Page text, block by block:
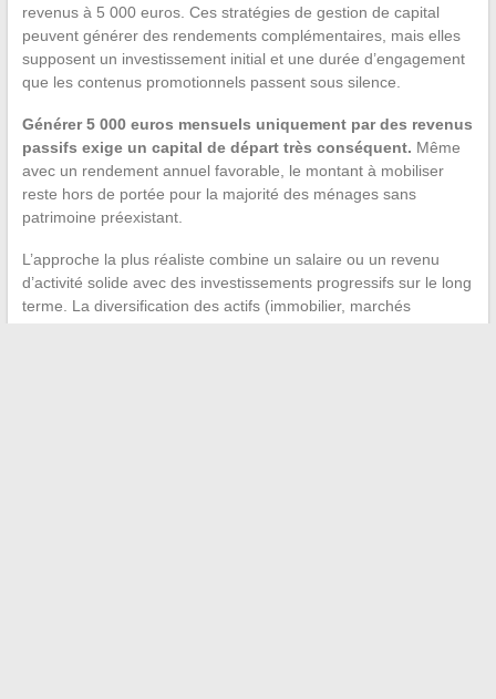
revenus à 5 000 euros. Ces stratégies de gestion de capital
peuvent générer des rendements complémentaires, mais elles
supposent un investissement initial et une durée d’engagement
que les contenus promotionnels passent sous silence.
Générer 5 000 euros mensuels uniquement par des revenus
passifs exige un capital de départ très conséquent. Même
avec un rendement annuel favorable, le montant à mobiliser
reste hors de portée pour la majorité des ménages sans
patrimoine préexistant.
L’approche la plus réaliste combine un salaire ou un revenu
d’activité solide avec des investissements progressifs sur le long
terme. La diversification des actifs (immobilier, marchés